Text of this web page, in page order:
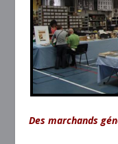
Des marchands